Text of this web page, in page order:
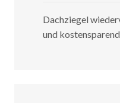
Dachziegel
und kostensparend